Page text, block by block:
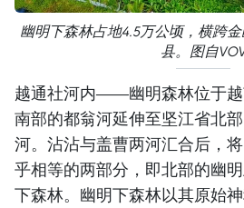
幽明下森林占地4.5万公顷，横跨
县。图自
越通社河内——幽明森林位于
南部的都翁河延伸至坚江省北
河。沾沾与盖曹两河汇合后，
乎相等的两部分，即北部的幽
下森林。幽明下森林以其原始